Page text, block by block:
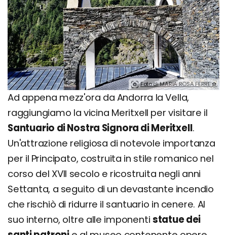
Foto di MARIA ROSA FERRE ✿.
Ad appena mezz'ora da Andorra la Vella,
raggiungiamo la vicina Meritxell per visitare il
Santuario di Nostra Signora di Meritxell.
Un'attrazione religiosa di notevole importanza
per il Principato, costruita in stile romanico nel
corso del XVII secolo e ricostruita negli anni
Settanta, a seguito di un devastante incendio
che rischiò di ridurre il santuario in cenere. Al
suo interno, oltre alle imponenti statue dei